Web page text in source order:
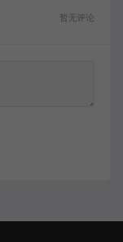
暂无评论